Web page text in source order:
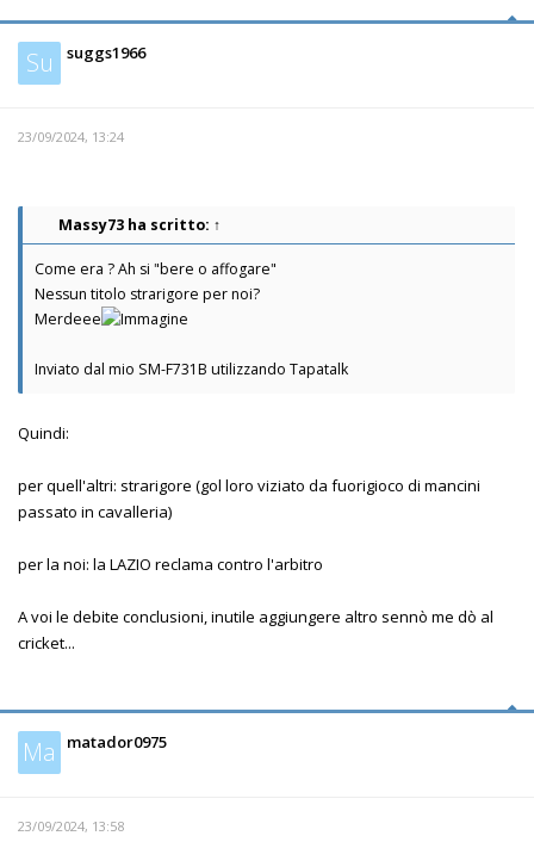
Su suggs1966
23/09/2024, 13:24
Massy73 ha scritto: ↑
Come era ? Ah si "bere o affogare"
Nessun titolo strarigore per noi?
Merdeee
Inviato dal mio SM-F731B utilizzando Tapatalk
Quindi:
per quell'altri: strarigore (gol loro viziato da fuorigioco di mancini
passato in cavalleria)
per la noi: la LAZIO reclama contro l'arbitro
A voi le debite conclusioni, inutile aggiungere altro sennò me dò al
cricket...
Ma matador0975
23/09/2024, 13:58